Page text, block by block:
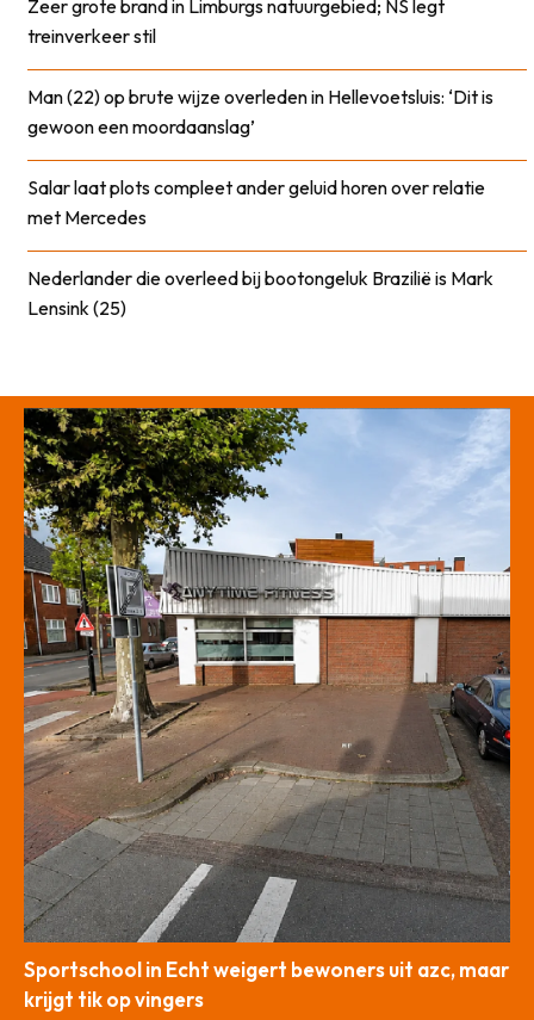
Zeer grote brand in Limburgs natuurgebied; NS legt
treinverkeer stil
Man (22) op brute wijze overleden in Hellevoetsluis: ‘Dit is
gewoon een moordaanslag’
Salar laat plots compleet ander geluid horen over relatie
met Mercedes
Nederlander die overleed bij bootongeluk Brazilië is Mark
Lensink (25)
Sportschool in Echt weigert bewoners uit azc, maar
krijgt tik op vingers